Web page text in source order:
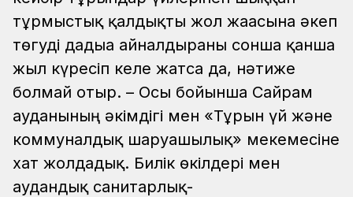
тұрмыстық қалдықты жол жағасына әкеп
төгуді дағдыға айналдырғаны сонша қанша
жыл күресіп келе жатса да, нәтиже
болмай отыр. – Осы бойынша Сайрам
ауданының әкімдігі мен «Тұрғын үй және
коммуналдық шаруашылық» мекемесіне
хат жолдадық. Билік өкілдері мен
аудандық санитарлық-